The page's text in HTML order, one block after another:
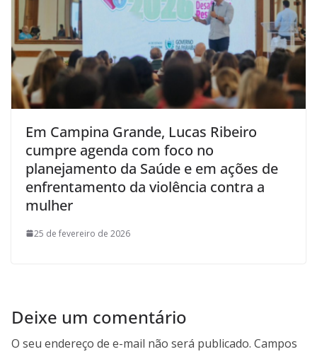
Em Campina Grande, Lucas Ribeiro
cumpre agenda com foco no
planejamento da Saúde e em ações de
enfrentamento da violência contra a
mulher
25 de fevereiro de 2026
Deixe um comentário
O seu endereço de e-mail não será publicado. Campos